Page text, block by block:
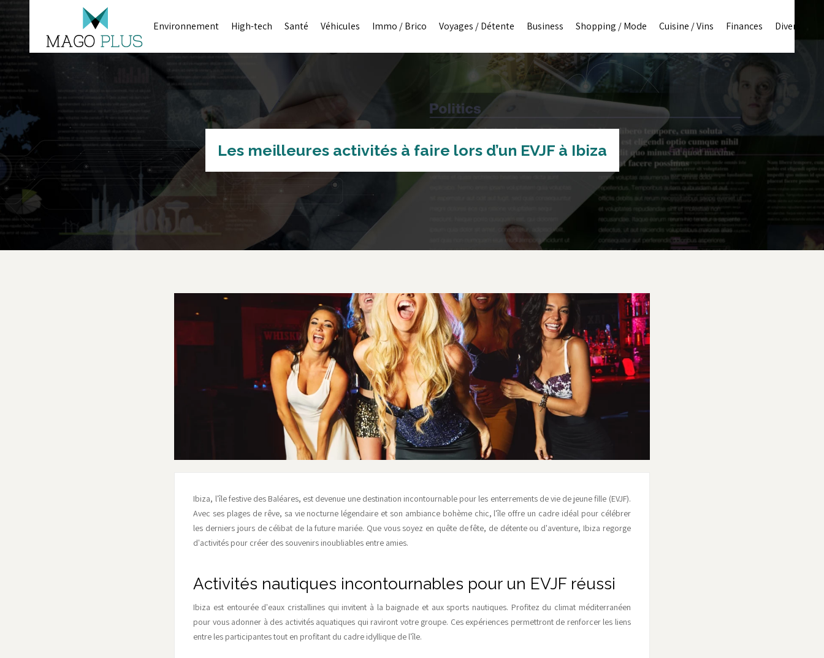
Environnement High-tech Santé Véhicules Immo / Brico Voyages / Détente Business Shopping / Mode Cuisine / Vins Finances Divers
Les meilleures activités à faire lors d’un EVJF à Ibiza
Ibiza, l'île festive des Baléares, est devenue une destination incontournable pour les enterrements de vie de jeune fille (EVJF).
Avec ses plages de rêve, sa vie nocturne légendaire et son ambiance bohème chic, l'île offre un cadre idéal pour célébrer
les derniers jours de célibat de la future mariée. Que vous soyez en quête de fête, de détente ou d'aventure, Ibiza regorge
d'activités pour créer des souvenirs inoubliables entre amies.
Activités nautiques incontournables pour un EVJF réussi
Ibiza est entourée d'eaux cristallines qui invitent à la baignade et aux sports nautiques. Profitez du climat méditerranéen
pour vous adonner à des activités aquatiques qui raviront votre groupe. Ces expériences permettront de renforcer les liens
entre les participantes tout en profitant du cadre idyllique de l'île.